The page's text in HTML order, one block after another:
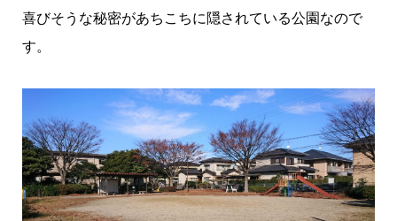
喜びそうな秘密があちこちに隠されている公園なので
す。